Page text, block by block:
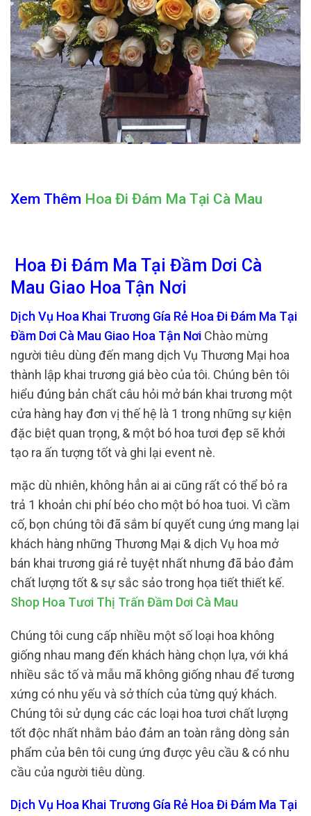
Xem Thêm Hoa Đi Đám Ma Tại Cà Mau
Hoa Đi Đám Ma Tại Đầm Dơi Cà
Mau Giao Hoa Tận Nơi
Dịch Vụ Hoa Khai Trương Gía Rẻ Hoa Đi Đám Ma Tại
Đầm Dơi Cà Mau Giao Hoa Tận Nơi Chào mừng
người tiêu dùng đến mang dịch Vụ Thương Mại hoa
thành lập khai trương giá bèo của tôi. Chúng bên tôi
hiểu đúng bản chất câu hỏi mở bán khai trương một
cửa hàng hay đơn vị thế hệ là 1 trong những sự kiện
đặc biệt quan trọng, & một bó hoa tươi đẹp sẽ khởi
tạo ra ấn tượng tốt và ghi lại event nè.
mặc dù nhiên, không hẳn ai ai cũng rất có thể bỏ ra
trả 1 khoản chi phí béo cho một bó hoa tuoi. Vì cầm
cố, bọn chúng tôi đã sắm bí quyết cung ứng mang lại
khách hàng những Thương Mại & dịch Vụ hoa mở
bán khai trương giá rẻ tuyệt nhất nhưng đã bảo đảm
chất lượng tốt & sự sắc sảo trong họa tiết thiết kế.
Shop Hoa Tươi Thị Trấn Đầm Dơi Cà Mau
Chúng tôi cung cấp nhiều một số loại hoa không
giống nhau mang đến khách hàng chọn lựa, với khá
nhiều sắc tố và mẫu mã không giống nhau để tương
xứng có nhu yếu và sở thích của từng quý khách.
Chúng tôi sử dụng các các loại hoa tươi chất lượng
tốt độc nhất nhằm bảo đảm an toàn rằng dòng sản
phẩm của bên tôi cung ứng được yêu cầu & có nhu
cầu của người tiêu dùng.
Dịch Vụ Hoa Khai Trương Gía Rẻ Hoa Đi Đám Ma Tại